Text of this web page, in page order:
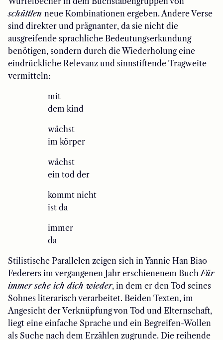
schüttlen neue Kombinationen ergeben. Andere Verse
sind direkter und prägnanter, da sie nicht die
ausgreifende sprachliche Bedeutungserkundung
benötigen, sondern durch die Wiederholung eine
eindrückliche Relevanz und sinnstiftende Tragweite
vermitteln:
mit
dem kind
wächst
im körper
wächst
ein tod der
kommt nicht
ist da
immer
da
Stilistische Parallelen zeigen sich in Yannic Han Biao
Federers im vergangenen Jahr erschienenem BuchFür
immer sehe ich dich wieder, in dem er den Tod seines
Sohnes literarisch verarbeitet. Beiden Texten, im
Angesicht der Verknüpfung von Tod und Elternschaft,
liegt eine einfache Sprache und ein Begreifen-Wollen
als Suche nach dem Erzählen zugrunde. Die reihende